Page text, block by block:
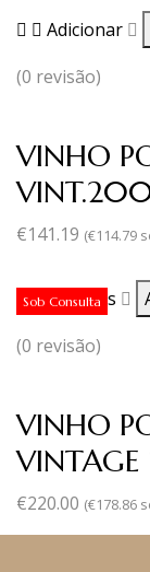
Adicionar
(0 revisão)
VINHO
€141.19 (€114.79
Sob Consulta
Ler mais
(0 revisão)
VINHO
VINTAGE
€220.00 (€178.86